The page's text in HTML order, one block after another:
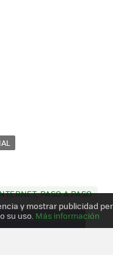
PASO A PASO
y mostrar publicidad
su uso. Más información